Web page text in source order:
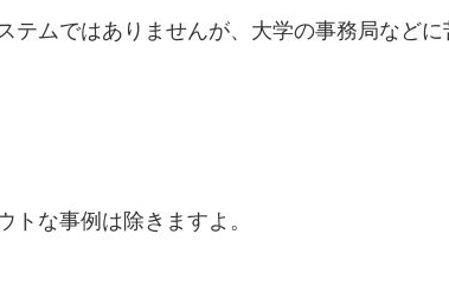
テムではありませんが、大学の事務局など
な事例は除きますよ。